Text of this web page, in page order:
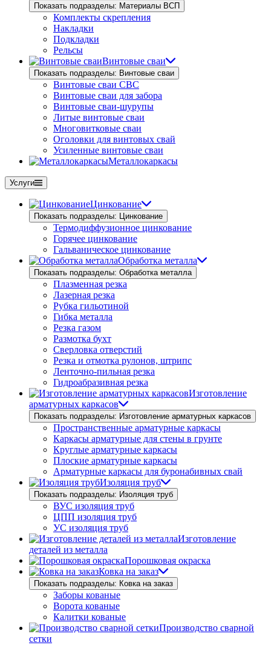
Показать подразделы: Материалы ВСП
Комплекты скрепления
Накладки
Подкладки
Рельсы
Винтовые сваи
Показать подразделы: Винтовые сваи
Винтовые сваи СВС
Винтовые сваи для забора
Винтовые сваи-шурупы
Литые винтовые сваи
Многовитковые сваи
Оголовки для винтовых свай
Усиленные винтовые сваи
Металлокаркасы
Услуги
Цинкование
Показать подразделы: Цинкование
Термодиффузионное цинкование
Горячее цинкование
Гальваническое цинкование
Обработка металла
Показать подразделы: Обработка металла
Плазменная резка
Лазерная резка
Рубка гильотиной
Гибка металла
Резка газом
Размотка бухт
Сверловка отверстий
Резка и отмотка рулонов, штрипс
Ленточно-пильная резка
Гидроабразивная резка
Изготовление
арматурных каркасов
Показать подразделы: Изготовление арматурных каркасов
Пространственные арматурные каркасы
Каркасы арматурные для стены в грунте
Круглые арматурные каркасы
Плоские арматурные каркасы
Арматурные каркасы для буронабивных свай
Изоляция труб
Показать подразделы: Изоляция труб
ВУС изоляция труб
ЦПП изоляция труб
УС изоляция труб
Изготовление
деталей из металла
Порошковая окраска
Ковка на заказ
Показать подразделы: Ковка на заказ
Заборы кованые
Ворота кованые
Калитки кованые
Производство сварной
сетки